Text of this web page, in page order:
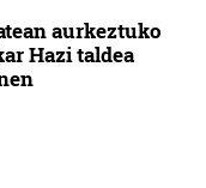
aurkeztuko
Hazi taldea